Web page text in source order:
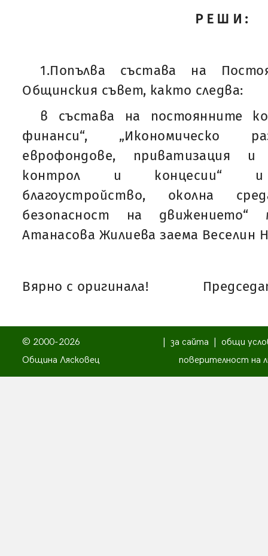
РЕШИ:
1.Попълва състава на
Общинския съвет, както следва:
в състава на постоянните
финанси“, „Икономическо
еврофондове, приватизация и
контрол и концесии“ и
благоустройство, околна
безопасност на
Атанасова Жилиева заема Веселин
Вярно с оригинала!
© 2000-2026
Община Лясковец
за сайта
общи
поверителност на